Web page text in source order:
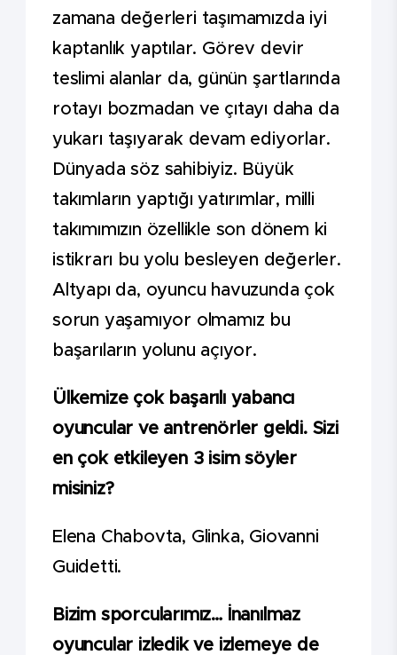
zamana değerleri taşımamızda iyi
kaptanlık yaptılar. Görev devir
teslimi alanlar da, günün şartlarında
rotayı bozmadan ve çıtayı daha da
yukarı taşıyarak devam ediyorlar.
Dünyada söz sahibiyiz. Büyük
takımların yaptığı yatırımlar, milli
takımımızın özellikle son dönem ki
istikrarı bu yolu besleyen değerler.
Altyapı da, oyuncu havuzunda çok
sorun yaşamıyor olmamız bu
başarıların yolunu açıyor.
Ülkemize çok başarılı yabancı
oyuncular ve antrenörler geldi. Sizi
en çok etkileyen 3 isim söyler
misiniz?
Elena Chabovta, Glinka, Giovanni
Guidetti.
Bizim sporcularımız… İnanılmaz
oyuncular izledik ve izlemeye de